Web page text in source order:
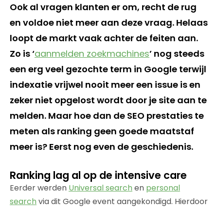
Ook al vragen klanten er om, recht de rug
en voldoe niet meer aan deze vraag. Helaas
loopt de markt vaak achter de feiten aan.
Zo is ‘aanmelden zoekmachines’ nog steeds
een erg veel gezochte term in Google terwijl
indexatie vrijwel nooit meer een issue is en
zeker niet opgelost wordt door je site aan te
melden. Maar hoe dan de SEO prestaties te
meten als ranking geen goede maatstaf
meer is? Eerst nog even de geschiedenis.
Ranking lag al op de intensive care
Eerder werden Universal search en personal
search via dit Google event aangekondigd. Hierdoor